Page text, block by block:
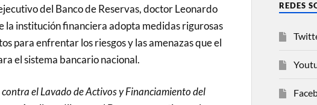
del Banco de Reservas, doctor Leonardo
la institución financiera adopta medidas rigurosas
para enfrentar los riesgos y las amenazas que el
el sistema bancario nacional.
contra el Lavado de Activos y Financiamiento del
REDES